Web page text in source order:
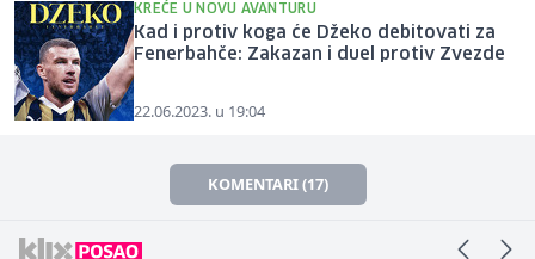
KREĆE U NOVU AVANTURU
Kad i protiv koga će Džeko debitovati za
Fenerbahče: Zakazan i duel protiv Zvezde
22.06.2023. u 19:04
KOMENTARI (17)